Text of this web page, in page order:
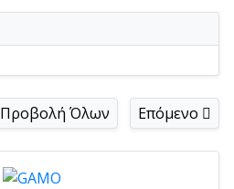
Προβολή Όλων Επόμενο